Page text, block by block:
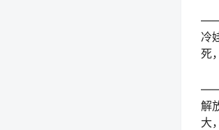
——
冷
死
——
解
大